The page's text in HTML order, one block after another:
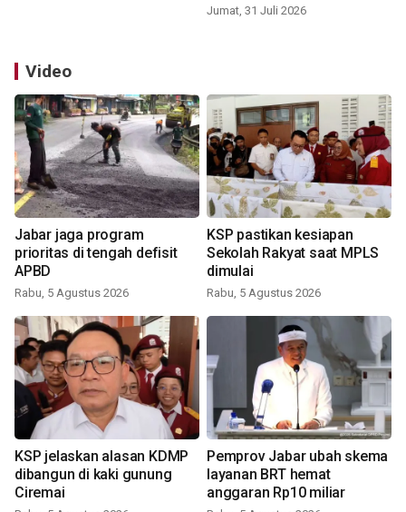
Jumat, 31 Juli 2026
Video
Jabar jaga program
prioritas di tengah defisit
APBD
Rabu, 5 Agustus 2026
KSP pastikan kesiapan
Sekolah Rakyat saat MPLS
dimulai
Rabu, 5 Agustus 2026
KSP jelaskan alasan KDMP
dibangun di kaki gunung
Ciremai
Pemprov Jabar ubah skema
layanan BRT hemat
anggaran Rp10 miliar